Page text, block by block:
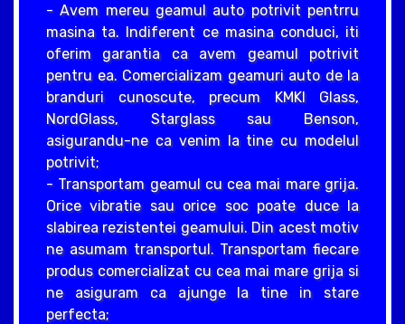
- Avem mereu geamul auto potrivit pentrru
masina ta. Indiferent ce masina conduci, iti
oferim garantia ca avem geamul potrivit
pentru ea. Comercializam geamuri auto de la
branduri cunoscute, precum KMKI Glass,
NordGlass, Starglass sau Benson,
asigurandu-ne ca venim la tine cu modelul
potrivit;
- Transportam geamul cu cea mai mare grija.
Orice vibratie sau orice soc poate duce la
slabirea rezistentei geamului. Din acest motiv
ne asumam transportul. Transportam fiecare
produs comercializat cu cea mai mare grija si
ne asiguram ca ajunge la tine in stare
perfecta;